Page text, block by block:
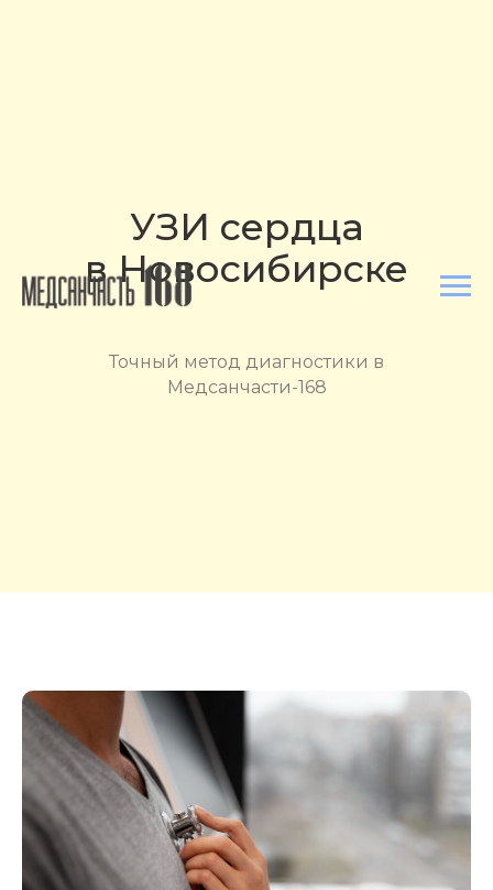
УЗИ сердца
в Новосибирске
Точный метод диагностики в
Медсанчасти-168